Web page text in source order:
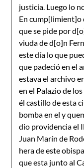
justicia. Luego lo
En cump[limient]o
que se pide por
viuda de d[o]n
este día lo que
que padeció en el
estava el archivo
en el Palazio de
él castillo de esta
bomba en el y
dio providencia el
Juan Marín de
hera de este
que esta junto al